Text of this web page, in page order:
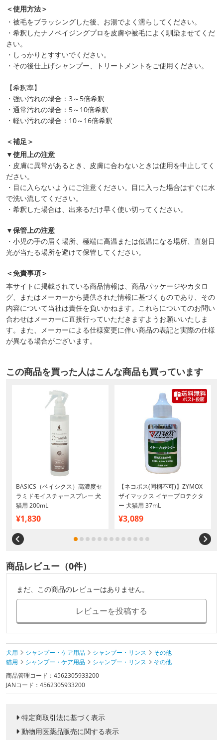
＜使用方法＞
・被毛をブラッシングした後、お湯でよく濡らしてください。
・希釈したナノベイジングプロを皮膚や被毛によく馴染ませてくだ
さい。
・しっかりとすすいでください。
・その後仕上げシャンプー、トリートメントをご使用ください。
【希釈率】
・強い汚れの場合：3～5倍希釈
・通常汚れの場合：5～10倍希釈
・軽い汚れの場合：10～16倍希釈
＜補足＞
▼使用上の注意
・皮膚に異常があるとき、皮膚に合わないときは使用を中止してく
ださい。
・目に入らないようにご注意ください。目に入った場合はすぐに水
で洗い流してください。
・希釈した場合は、出来るだけ早く使い切ってください。
▼保管上の注意
・小児の手の届く場所、極端に高温または低温になる場所、直射日
光が当たる場所を避けて保管してください。
＜免責事項＞
本サイトに掲載されている商品情報は、商品パッケージやカタロ
グ、またはメーカーから提供された情報に基づくものであり、その
内容について当社は責任を負いかねます。これらについてのお問い
合わせはメーカーに直接行っていただきますようお願いいたしま
す。また、メーカーによる仕様変更に伴い商品の表記と実際の仕様
が異なる場合がございます。
この商品を買った人はこんな商品も買っています
BASICS（ベイシクス）高濃度セ
ラミドモイスチャースプレー 犬
猫用 200mL
¥1,830
【ネコポス(同梱不可)】ZYMOX
ザイマックス イヤープロテクタ
ー 犬猫用 37mL
¥3,089
商品レビュー（0件）
まだ、この商品のレビューはありません。
レビューを投稿する
犬用 シャンプー・ケア用品 シャンプー・リンス
その他
猫用
シャンプー・ケア用品 シャンプー・リンス
その他
商品管理コード：4562305933200
JANコード：4562305933200
特定商取引法に基づく表示
動物用医薬品販売に関する表示